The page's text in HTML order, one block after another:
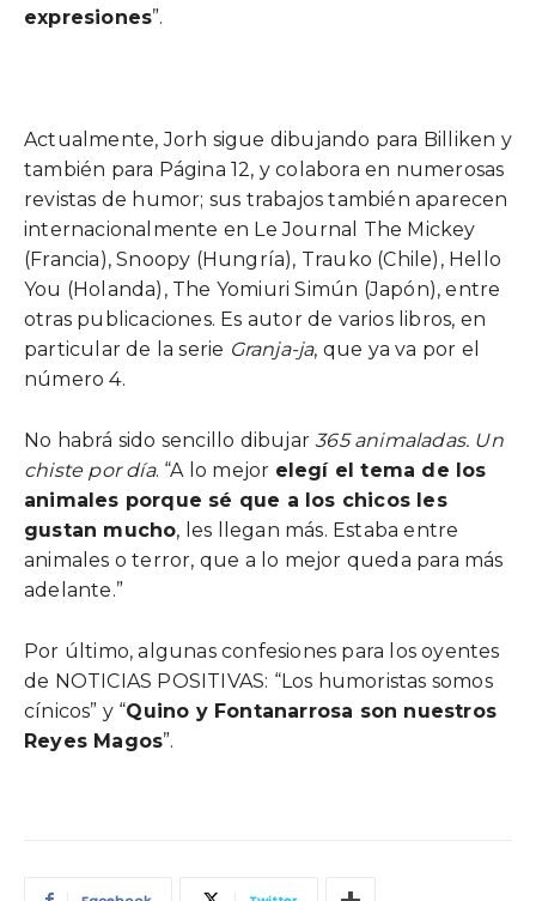
expresiones”.
Actualmente, Jorh sigue dibujando para Billiken y
también para Página 12, y colabora en numerosas
revistas de humor; sus trabajos también aparecen
internacionalmente en Le Journal The Mickey
(Francia), Snoopy (Hungría), Trauko (Chile), Hello
You (Holanda), The Yomiuri Simún (Japón), entre
otras publicaciones. Es autor de varios libros, en
particular de la serie Granja-ja, que ya va por el
número 4.
No habrá sido sencillo dibujar365 animaladas. Un
chiste por día. “A lo mejor elegí el tema de los
animales porque sé que a los chicos les
gustan mucho, les llegan más. Estaba entre
animales o terror, que a lo mejor queda para más
adelante.”
Por último, algunas confesiones para los oyentes
de NOTICIAS POSITIVAS: “Los humoristas somos
cínicos” y “Quino y Fontanarrosa son nuestros
Reyes Magos”.